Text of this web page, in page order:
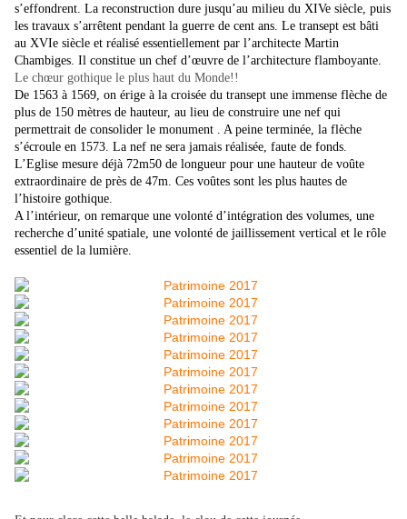
s’effondrent. La reconstruction dure jusqu’au milieu du XIVe siècle, puis
les travaux s’arrêtent pendant la guerre de cent ans. Le transept est bâti
au XVIe siècle et réalisé essentiellement par l’architecte Martin
Chambiges. Il constitue un chef d’œuvre de l’architecture flamboyante.
Le chœur gothique le plus haut du Monde!!
De 1563 à 1569, on érige à la croisée du transept une immense flèche de
plus de 150 mètres de hauteur, au lieu de construire une nef qui
permettrait de consolider le monument . A peine terminée, la flèche
s’écroule en 1573. La nef ne sera jamais réalisée, faute de fonds.
L’Eglise mesure déjà 72m50 de longueur pour une hauteur de voûte
extraordinaire de près de 47m. Ces voûtes sont les plus hautes de
l’histoire gothique.
A l’intérieur, on remarque une volonté d’intégration des volumes, une
recherche d’unité spatiale, une volonté de jaillissement vertical et le rôle
essentiel de la lumière.